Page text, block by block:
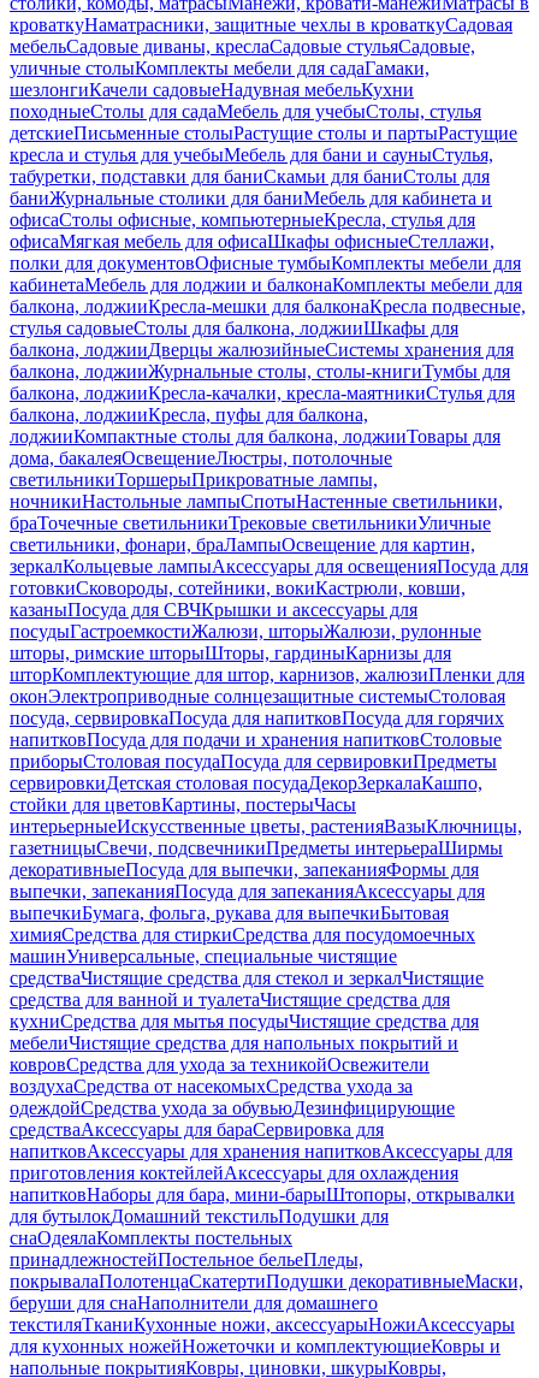
кроваткуНаматрасники, защитные чехлы в кроваткуСадовая
мебельСадовые диваны, креслаСадовые стульяСадовые,
уличные столыКомплекты мебели для садаГамаки,
шезлонгиКачели садовыеНадувная мебельКухни
походныеСтолы для садаМебель для учебыСтолы, стулья
детскиеПисьменные столыРастущие столы и партыРастущие
кресла и стулья для учебыМебель для бани и сауныСтулья,
табуретки, подставки для баниСкамьи для баниСтолы для
баниЖурнальные столики для баниМебель для кабинета и
офисаСтолы офисные, компьютерныеКресла, стулья для
офисаМягкая мебель для офисаШкафы офисныеСтеллажи,
полки для документовОфисные тумбыКомплекты мебели для
кабинетаМебель для лоджии и балконаКомплекты мебели для
балкона, лоджииКресла-мешки для балконаКресла подвесные,
стулья садовыеСтолы для балкона, лоджииШкафы для
балкона, лоджииДверцы жалюзийныеСистемы хранения для
балкона, лоджииЖурнальные столы, столы-книгиТумбы для
балкона, лоджииКресла-качалки, кресла-маятникиСтулья для
балкона, лоджииКресла, пуфы для балкона,
лоджииКомпактные столы для балкона, лоджииТовары для
дома, бакалеяОсвещениеЛюстры, потолочные
светильникиТоршерыПрикроватные лампы,
ночникиНастольные лампыСпотыНастенные светильники,
браТочечные светильникиТрековые светильникиУличные
светильники, фонари, браЛампыОсвещение для картин,
зеркалКольцевые лампыАксессуары для освещенияПосуда для
готовкиСковороды, сотейники, вокиКастрюли, ковши,
казаныПосуда для СВЧКрышки и аксессуары для
посудыГастроемкостиЖалюзи, шторыЖалюзи, рулонные
шторы, римские шторыШторы, гардиныКарнизы для
шторКомплектующие для штор, карнизов, жалюзиПленки для
оконЭлектроприводные солнцезащитные системыСтоловая
посуда, сервировкаПосуда для напитковПосуда для горячих
напитковПосуда для подачи и хранения напитковСтоловые
приборыСтоловая посудаПосуда для сервировкиПредметы
сервировкиДетская столовая посудаДекорЗеркалаКашпо,
стойки для цветовКартины, постерыЧасы
интерьерныеИскусственные цветы, растенияВазыКлючницы,
газетницыСвечи, подсвечникиПредметы интерьераШирмы
декоративныеПосуда для выпечки, запеканияФормы для
выпечки, запеканияПосуда для запеканияАксессуары для
выпечкиБумага, фольга, рукава для выпечкиБытовая
химияСредства для стиркиСредства для посудомоечных
машинУниверсальные, специальные чистящие
средстваЧистящие средства для стекол и зеркалЧистящие
средства для ванной и туалетаЧистящие средства для
кухниСредства для мытья посудыЧистящие средства для
мебелиЧистящие средства для напольных покрытий и
ковровСредства для ухода за техникойОсвежители
воздухаСредства от насекомыхСредства ухода за
одеждойСредства ухода за обувьюДезинфицирующие
средстваАксессуары для бараСервировка для
напитковАксессуары для хранения напитковАксессуары для
приготовления коктейлейАксессуары для охлаждения
напитковНаборы для бара, мини-барыШтопоры, открывалки
для бутылокДомашний текстильПодушки для
снаОдеялаКомплекты постельных
принадлежностейПостельное бельеПледы,
покрывалаПолотенцаСкатертиПодушки декоративныеМаски,
беруши для снаНаполнители для домашнего
текстиляТканиКухонные ножи, аксессуарыНожиАксессуары
для кухонных ножейНожеточки и комплектующиеКовры и
напольные покрытияКовры, циновки, шкурыКовры,